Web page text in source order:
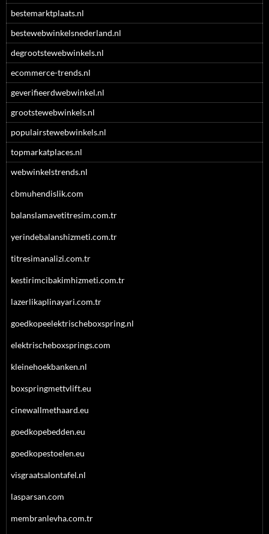
bestemarktplaats.nl
bestewebwinkelsnederland.nl
degrootstewebwinkels.nl
ecommerce-trends.nl
geverifieerdwebwinkel.nl
grootstewebwinkels.nl
populairstewebwinkels.nl
topmarkatplaces.nl
webwinkelstrends.nl
cbmuhendislik.com
balanslamavetitresim.com.tr
yerindebalanshizmeti.com.tr
titresimanalizi.com.tr
kestirimcibakimhizmeti.com.tr
lazerlikaplinayari.com.tr
goedkopeelektrischeboxspring.nl
elektrischeboxsprings.com
kleinehoekbanken.nl
boxspringmettvlift.eu
cinewallmethaard.eu
goedkopebedden.eu
goedkopestoelen.eu
visgraatsalontafel.nl
lasparsan.com
membranlevha.com.tr